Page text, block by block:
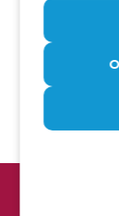
najviac